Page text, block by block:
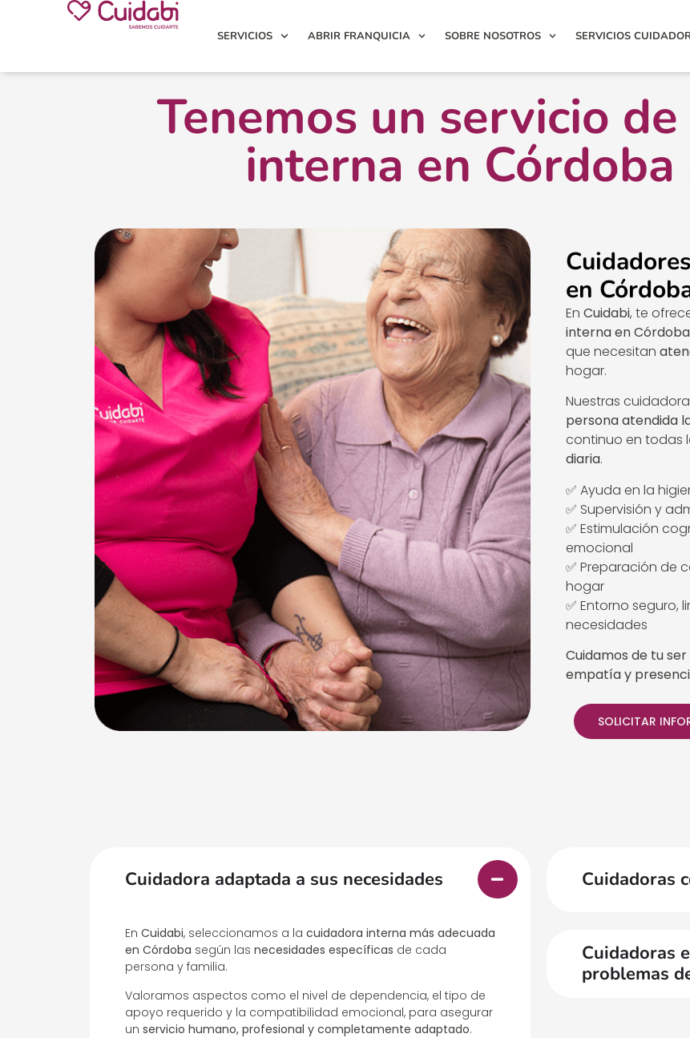
SERVICIOS ABRIR FRANQUICIA SOBRE NOSOTROS SERVICIOS
Tenemos un servicio
interna en
en
En Cuidabi, te
interna en Córdoba
que necesitan
hogar.
Nuestras
persona atendida
continuo en todas
diaria.
✅ Ayuda en la
✅ Supervisión y
✅ Estimulación
emocional
✅ Preparación de
hogar
✅ Entorno seguro,
necesidades
Cuidamos de tu
empatía y
SOLICITAR
Cuidadora adaptada a sus necesidades
En Cuidabi, seleccionamos a la cuidadora interna más adecuada
en Córdoba según las necesidades específicas de cada
persona y familia.
Valoramos aspectos como el nivel de dependencia, el tipo de
apoyo requerido y la compatibilidad emocional, para asegurar
un servicio humano, profesional y completamente adaptado.
Cuidadoras
Cuidadoras
problemas